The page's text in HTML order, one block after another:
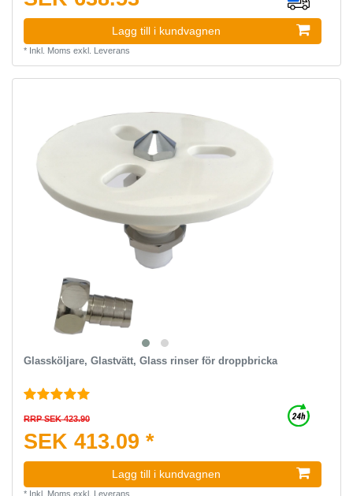
Lagg till i kundvagnen
* Inkl. Moms exkl. Leverans
Glassköljare, Glastvätt, Glass rinser för droppbricka
RRP SEK 423.90
SEK 413.09 *
Lagg till i kundvagnen
* Inkl. Moms exkl. Leverans